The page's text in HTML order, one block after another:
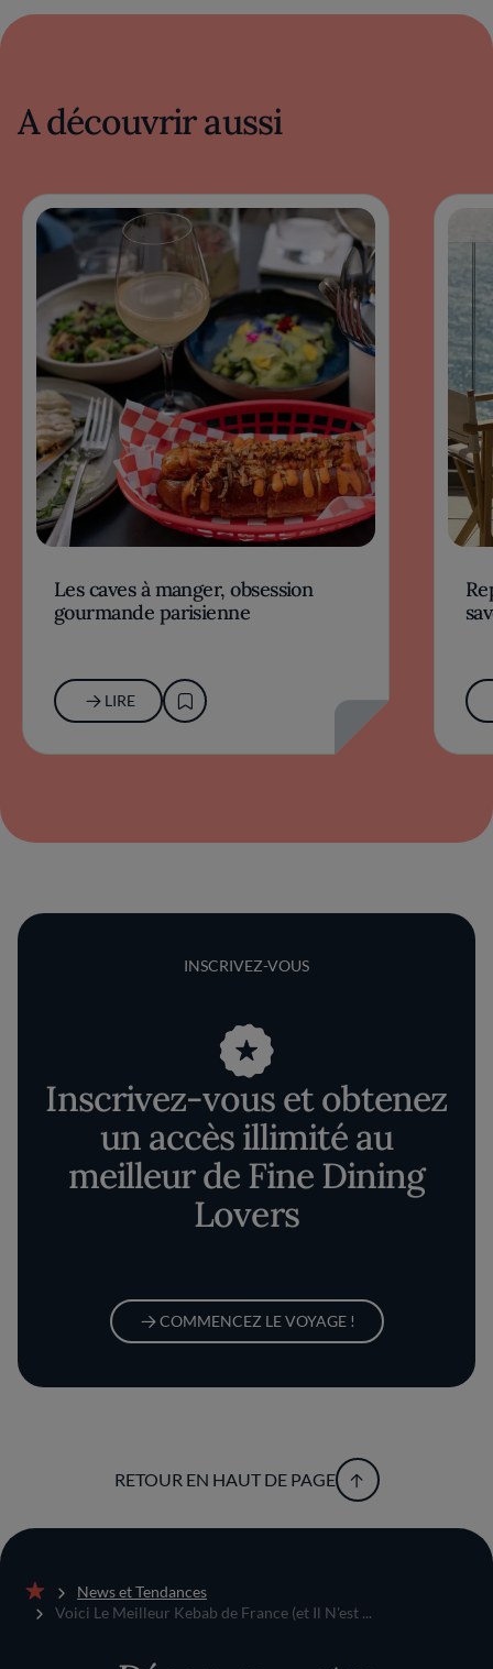
A découvrir aussi
Les caves à manger, obsession
gourmande parisienne
LIRE
INSCRIVEZ-VOUS
Inscrivez-vous et obtenez
un accès illimité au
meilleur de Fine Dining
Lovers
COMMENCEZ LE VOYAGE !
RETOUR EN HAUT DE PAGE
Accueil
News et Tendances
Voici Le Meilleur Kebab de France (et Il N'est ...